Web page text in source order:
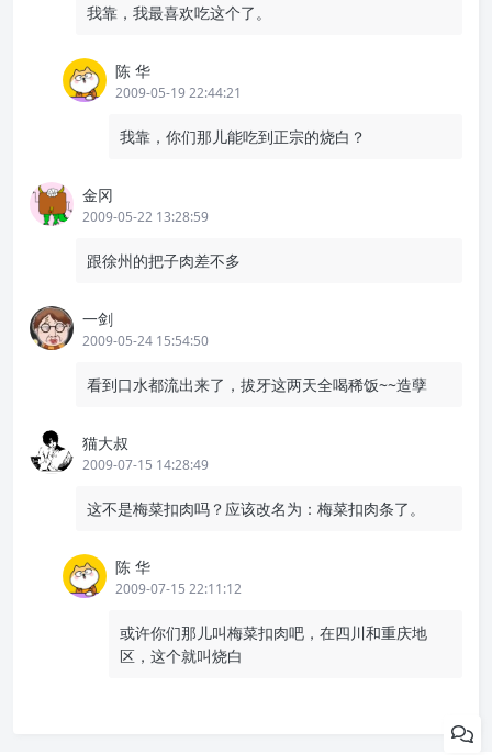
我靠，我最喜欢吃这个了。
陈 华
2009-05-19 22:44:21
我靠，你们那儿能吃到正宗的烧白？
金冈
2009-05-22 13:28:59
跟徐州的把子肉差不多
一剑
2009-05-24 15:54:50
看到口水都流出来了，拔牙这两天全喝稀饭~~造孽
猫大叔
2009-07-15 14:28:49
这不是梅菜扣肉吗？应该改名为：梅菜扣肉条了。
陈 华
2009-07-15 22:11:12
或许你们那儿叫梅菜扣肉吧，在四川和重庆地
区，这个就叫烧白